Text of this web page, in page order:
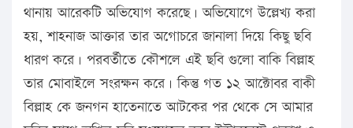
থানায় আরেকটি অভিযোগ করেছে। অভিযোগে উল্লেখ্য করা
হয়, শাহনাজ আক্তার তার অগোচরে জানালা দিয়ে কিছু ছবি
ধারণ করে। পরবর্তীতে কৌশলে এই ছবি গুলো বাকি বিল্লাহ
তার মোবাইলে সংরক্ষন করে। কিন্তু গত ১২ আক্টোবর বাকী
বিল্লাহ কে জনগন হাতেনাতে আটকের পর থেকে সে আমার